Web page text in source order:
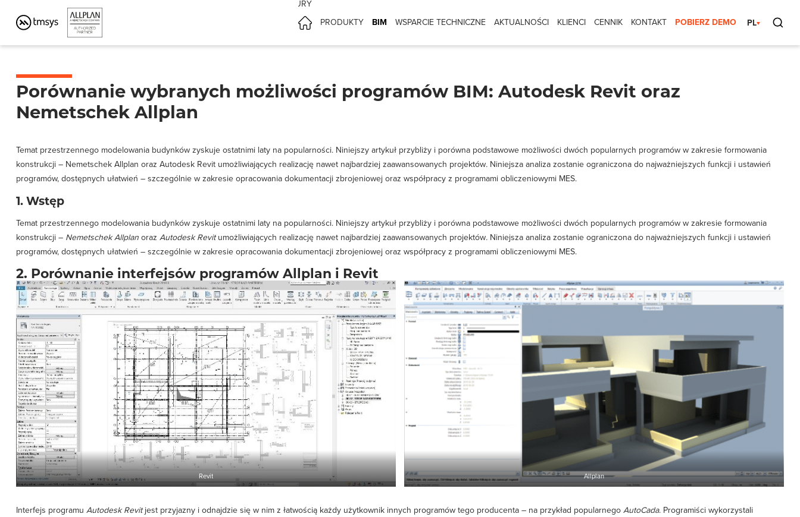
PROGRAM BIM DO KONSTRUKCJI I ARCHITEKTURY
PRODUKTY
BIM WSPARCIE TECHNICZNE AKTUALNOŚCI KLIENCI CENNIK KONTAKT POBIERZ DEMO
Porównanie wybranych możliwości programów BIM: Autodesk Revit oraz
Nemetschek Allplan
Temat przestrzennego modelowania budynków zyskuje ostatnimi laty na popularności. Niniejszy artykuł przybliży i porówna podstawowe możliwości dwóch popularnych programów w zakresie formowania
konstrukcji – Nemetschek Allplan oraz Autodesk Revit umożliwiających realizację nawet najbardziej zaawansowanych projektów. Niniejsza analiza zostanie ograniczona do najważniejszych funkcji i ustawień
programów, dostępnych ułatwień – szczególnie w zakresie opracowania dokumentacji zbrojeniowej oraz współpracy z programami obliczeniowymi MES.
1. Wstęp
Temat przestrzennego modelowania budynków zyskuje ostatnimi laty na popularności. Niniejszy artykuł przybliży i porówna podstawowe możliwości dwóch popularnych programów w zakresie formowania
konstrukcji – NemetschekAllplan oraz Autodesk Revitumożliwiających realizację nawet najbardziej zaawansowanych projektów. Niniejsza analiza zostanie ograniczona do najważniejszych funkcji i ustawień
programów, dostępnych ułatwień – szczególnie w zakresie opracowania dokumentacji zbrojeniowej oraz współpracy z programami obliczeniowymi MES.
2. Porównanie interfejsów programów Allplan i Revit
Revit Allplan
Interfejs programu Autodesk Revitjest przyjazny i odnajdzie się w nim z łatwością każdy użytkownik innych programów tego producenta – na przykład popularnego AutoCada. Programiści wykorzystali